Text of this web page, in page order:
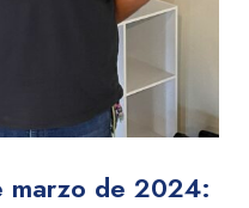
marzo de 2024: